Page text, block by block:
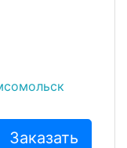
Заказать